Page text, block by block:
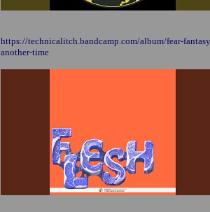
https://technicalitch.bandcamp.com/album/fear-
another-time